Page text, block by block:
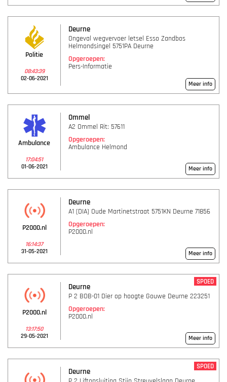
Politie
08:43:39
02-06-2021
Deurne
Ongeval wegvervoer letsel Esso Zandbos
Helmondsingel 5751PA Deurne
Opgeroepen:
Pers-Informatie
Meer info
Ambulance
17:04:51
01-06-2021
Ommel
A2 Ommel Rit: 57611
Opgeroepen:
Ambulance Helmond
Meer info
P2000.nl
16:14:37
31-05-2021
Deurne
A1 (DIA) Oude Martinetstraat 5751KN Deurne 71856
Opgeroepen:
P2000.nl
Meer info
P2000.nl
13:17:50
29-05-2021
Deurne
SPOED
P 2 BOB-01 Dier op hoogte Gouwe Deurne 223251
Opgeroepen:
P2000.nl
Meer info
Deurne
SPOED